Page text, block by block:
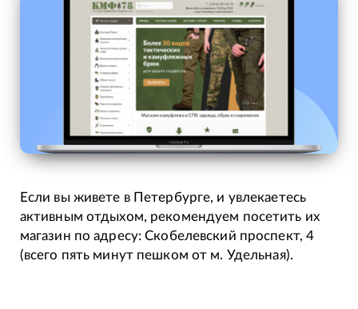
Если вы живете в Петербурге, и увлекаетесь
активным отдыхом, рекомендуем посетить их
магазин по адресу: Скобелевский проспект, 4
(всего пять минут пешком от м. Удельная).